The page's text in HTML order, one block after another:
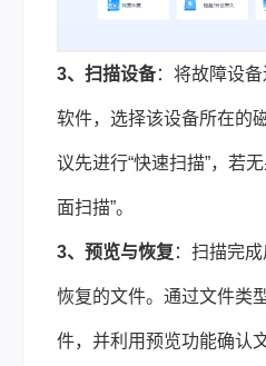
3、扫描设备：将故障设
软件，选择该设备所在的
议先进行“快速扫描”，若
面扫描”。
3、预览与恢复 ：扫描完
恢复的文件。通过文件类
件，并利用预览功能确认